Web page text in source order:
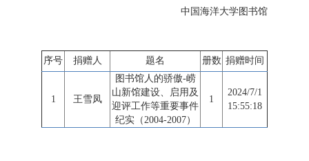
中国海洋大学图书馆
序号 捐赠人 题名 册数 捐赠时间
1 王雪凤
图书馆人的骄傲-崂
山新馆建设、启用及
迎评工作等重要事件
纪实（2004-2007）
1
2024/7/1
15:55:18